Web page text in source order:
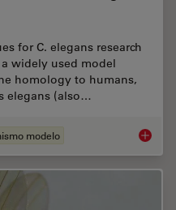
for C. elegans research
widely used model
homology to humans,
elegans (also…
modelo A